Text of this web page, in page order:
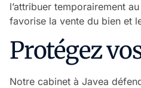
l’attribuer temporairement
favorise la vente du bien et
Protégez
Notre cabinet à Javea